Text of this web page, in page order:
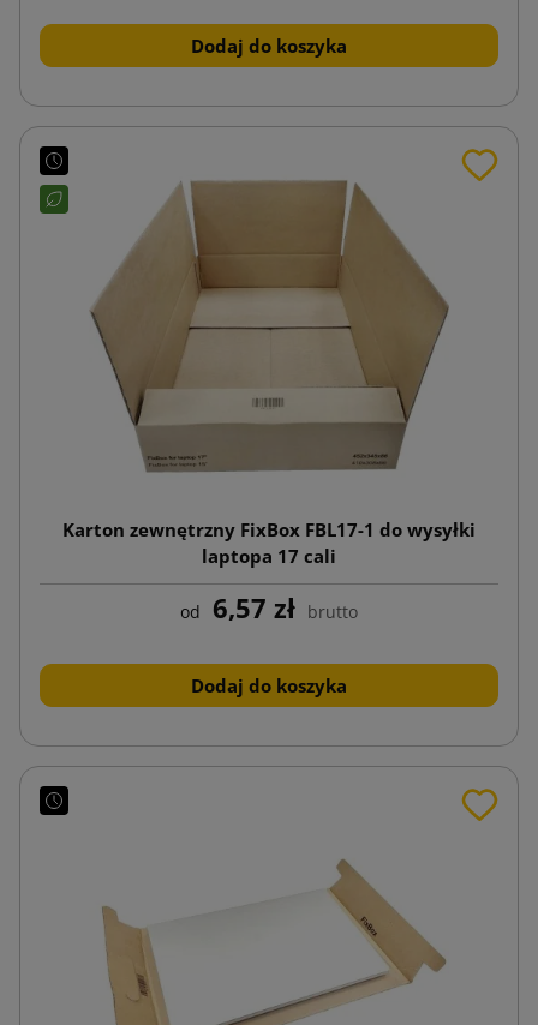
Dodaj do koszyka
Karton zewnętrzny FixBox FBL17-1 do wysyłki
laptopa 17 cali
od 6,57 zł brutto
Dodaj do koszyka